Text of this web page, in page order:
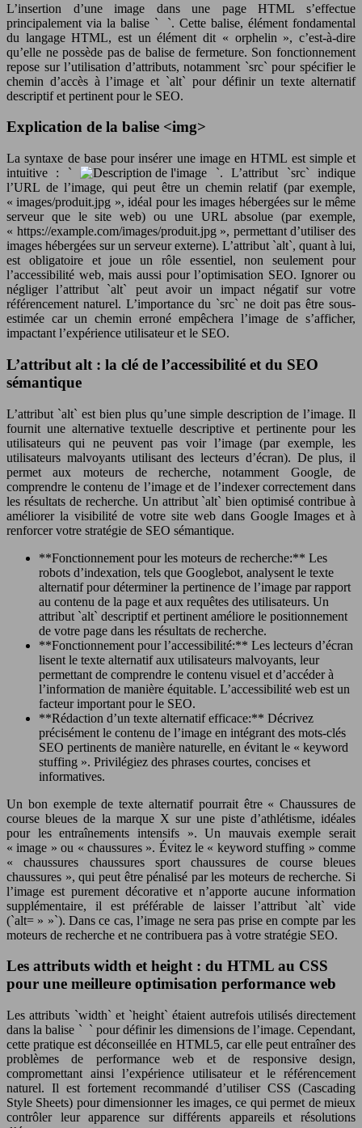
L’insertion d’une image dans une page HTML s’effectue
principalement via la balise `
`. Cette balise, élément fondamental
du langage HTML, est un élément dit « orphelin », c’est-à-dire
qu’elle ne possède pas de balise de fermeture. Son fonctionnement
repose sur l’utilisation d’attributs, notamment `src` pour spécifier le
chemin d’accès à l’image et `alt` pour définir un texte alternatif
descriptif et pertinent pour le SEO.
Explication de la balise <img>
La syntaxe de base pour insérer une image en HTML est simple et
intuitive : `
`. L’attribut `src` indique
l’URL de l’image, qui peut être un chemin relatif (par exemple,
« images/produit.jpg », idéal pour les images hébergées sur le même
serveur que le site web) ou une URL absolue (par exemple,
« https://example.com/images/produit.jpg », permettant d’utiliser des
images hébergées sur un serveur externe). L’attribut `alt`, quant à lui,
est obligatoire et joue un rôle essentiel, non seulement pour
l’accessibilité web, mais aussi pour l’optimisation SEO. Ignorer ou
négliger l’attribut `alt` peut avoir un impact négatif sur votre
référencement naturel. L’importance du `src` ne doit pas être sous-
estimée car un chemin erroné empêchera l’image de s’afficher,
impactant l’expérience utilisateur et le SEO.
L’attribut alt : la clé de l’accessibilité et du SEO
sémantique
L’attribut `alt` est bien plus qu’une simple description de l’image. Il
fournit une alternative textuelle descriptive et pertinente pour les
utilisateurs qui ne peuvent pas voir l’image (par exemple, les
utilisateurs malvoyants utilisant des lecteurs d’écran). De plus, il
permet aux moteurs de recherche, notamment Google, de
comprendre le contenu de l’image et de l’indexer correctement dans
les résultats de recherche. Un attribut `alt` bien optimisé contribue à
améliorer la visibilité de votre site web dans Google Images et à
renforcer votre stratégie de SEO sémantique.
**Fonctionnement pour les moteurs de recherche:** Les
robots d’indexation, tels que Googlebot, analysent le texte
alternatif pour déterminer la pertinence de l’image par rapport
au contenu de la page et aux requêtes des utilisateurs. Un
attribut `alt` descriptif et pertinent améliore le positionnement
de votre page dans les résultats de recherche.
**Fonctionnement pour l’accessibilité:** Les lecteurs d’écran
lisent le texte alternatif aux utilisateurs malvoyants, leur
permettant de comprendre le contenu visuel et d’accéder à
l’information de manière équitable. L’accessibilité web est un
facteur important pour le SEO.
**Rédaction d’un texte alternatif efficace:** Décrivez
précisément le contenu de l’image en intégrant des mots-clés
SEO pertinents de manière naturelle, en évitant le « keyword
stuffing ». Privilégiez des phrases courtes, concises et
informatives.
Un bon exemple de texte alternatif pourrait être « Chaussures de
course bleues de la marque X sur une piste d’athlétisme, idéales
pour les entraînements intensifs ». Un mauvais exemple serait
« image » ou « chaussures ». Évitez le « keyword stuffing » comme
« chaussures chaussures sport chaussures de course bleues
chaussures », qui peut être pénalisé par les moteurs de recherche. Si
l’image est purement décorative et n’apporte aucune information
supplémentaire, il est préférable de laisser l’attribut `alt` vide
(`alt= » »`). Dans ce cas, l’image ne sera pas prise en compte par les
moteurs de recherche et ne contribuera pas à votre stratégie SEO.
Les attributs width et height : du HTML au CSS
pour une meilleure optimisation performance web
Les attributs `width` et `height` étaient autrefois utilisés directement
dans la balise ` ` pour définir les dimensions de l’image. Cependant,
cette pratique est déconseillée en HTML5, car elle peut entraîner des
problèmes de performance web et de responsive design,
compromettant ainsi l’expérience utilisateur et le référencement
naturel. Il est fortement recommandé d’utiliser CSS (Cascading
Style Sheets) pour dimensionner les images, ce qui permet de mieux
contrôler leur apparence sur différents appareils et résolutions